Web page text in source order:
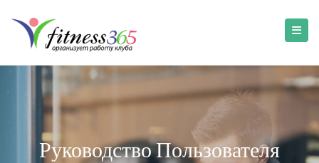
Руководство Пользователя